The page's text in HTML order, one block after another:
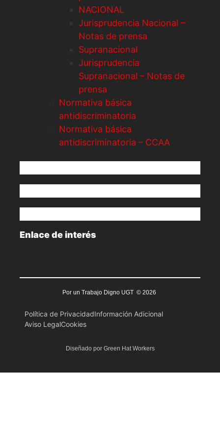
NACIONAL
Jurisprudencia Nacional –
Notas de prensa
Supranacional
Jurisprudencia
Supranacional – Notas de
prensa
Normativa básica
antidiscriminatoria
Normativa básica
antidiscriminatoria – CCAA
Enlace de interés
Por un Trabajo Digno UGT © 2026
Política de PrivacidadInformación Adicional
Aviso LegalCookies
Diseñado por Green Hat Workers